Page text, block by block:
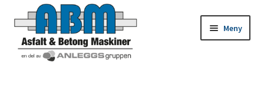
Meny